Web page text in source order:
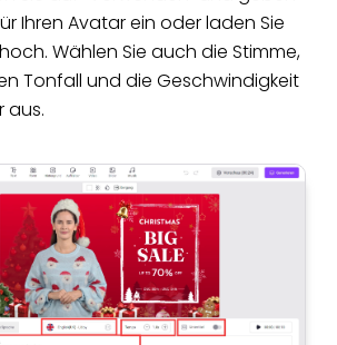
Ihren Avatar ein oder laden Sie
Wählen Sie auch die Stimme,
Tonfall und die Geschwindigkeit
aus.